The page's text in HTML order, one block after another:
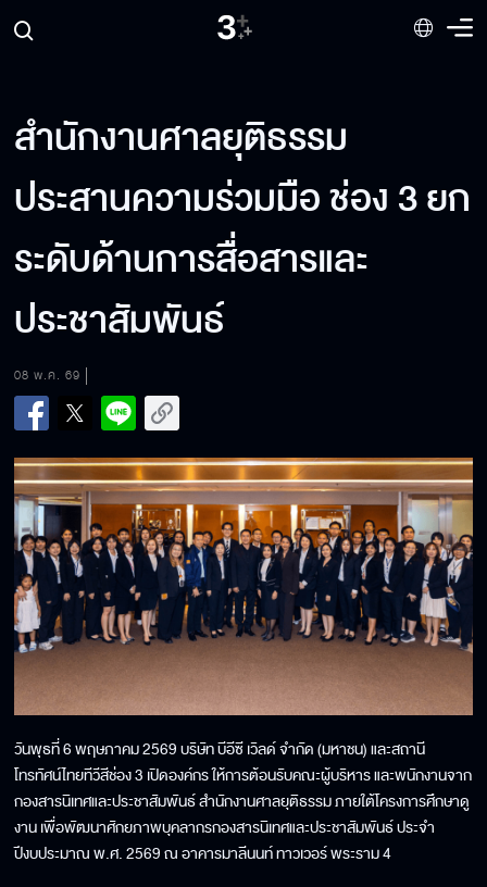
สำนักงานศาลยุติธรรม
ประสานความร่วมมือ ช่อง 3 ยก
ระดับด้านการสื่อสารและ
ประชาสัมพันธ์
08 พ.ค. 69
วันพุธที่ 6 พฤษภาคม 2569 บริษัท บีอีซี เวิลด์ จำกัด (มหาชน) และสถานี
โทรทัศน์ไทยทีวีสีช่อง 3 เปิดองค์กร ให้การต้อนรับคณะผู้บริหาร และพนักงานจาก
กองสารนิเทศและประชาสัมพันธ์ สำนักงานศาลยุติธรรม ภายใต้โครงการศึกษาดู
งาน เพื่อพัฒนาศักยภาพบุคลากรกองสารนิเทศและประชาสัมพันธ์ ประจำ
ปีงบประมาณ พ.ศ. 2569 ณ อาคารมาลีนนท์ ทาวเวอร์ พระราม 4